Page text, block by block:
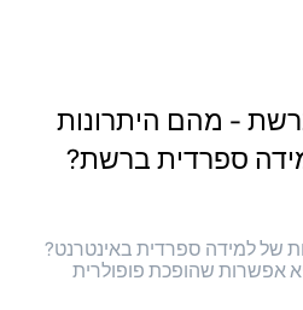
- מהם היתרונות
ספרדית ברשת?
של למידה ספרדית באינטרנט?
אפשרות שהופכת פופולרית